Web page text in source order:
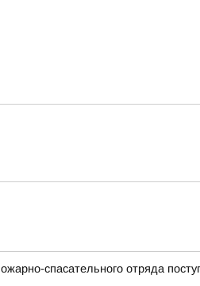
спасательного отряда